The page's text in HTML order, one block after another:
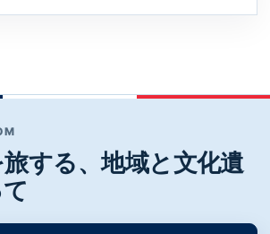
する、地域と文化遺